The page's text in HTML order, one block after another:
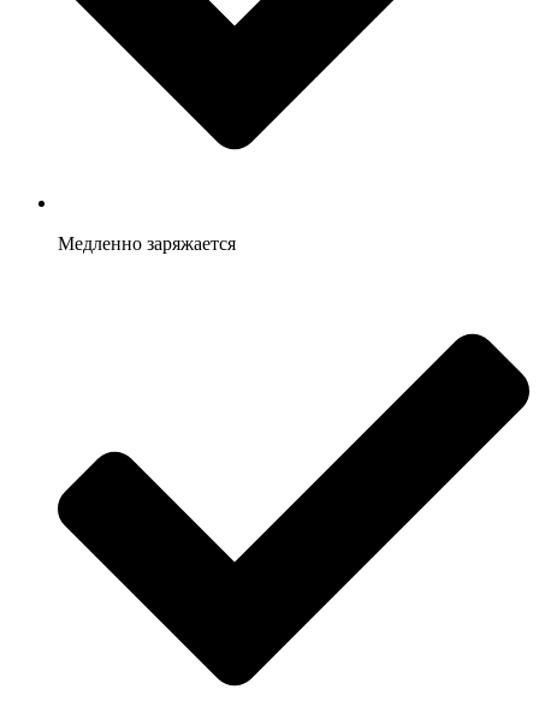
Медленно заряжается